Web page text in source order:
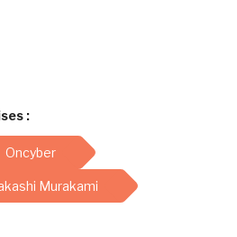
:
Oncyber
Murakami